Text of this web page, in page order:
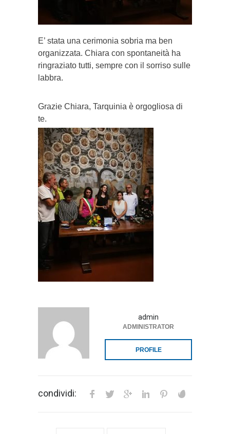
E’ stata una cerimonia sobria ma ben
organizzata. Chiara con spontaneità ha
ringraziato tutti, sempre con il sorriso sulle
labbra.
Grazie Chiara, Tarquinia è orgogliosa di
te.
admin
ADMINISTRATOR
PROFILE
condividi: